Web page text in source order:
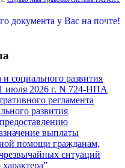
социального развития
июля 2026 г. N 724-НПА
регламента
развития
выплаты
помощи гражданам,
ситуаций